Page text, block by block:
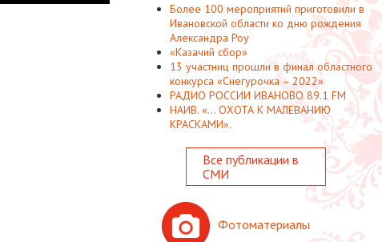
Более 100 мероприятий приготовили в
Ивановской области ко дню рождения
Александра Роу
«Казачий сбор»
13 участниц прошли в финал областного
конкурса «Снегурочка – 2022»
РАДИО РОССИИ ИВАНОВО 89.1 FM
НАИВ. «... ОХОТА К МАЛЕВАНИЮ
КРАСКАМИ».
Все публикации в
СМИ
Фотоматериалы